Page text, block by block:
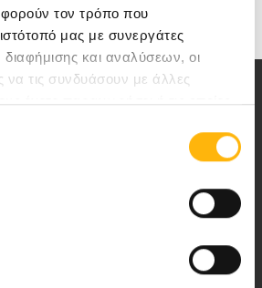
τον τρόπο που
μας με συνεργάτες
και αναλύσεων, οι
να τις συνδυάσουν με άλλες
έχετε παραχωρήσει ή τις οποίες
υπηρεσίες